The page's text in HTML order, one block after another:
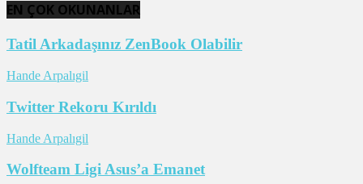
EN ÇOK OKUNANLAR
Tatil Arkadaşınız ZenBook Olabilir
Hande Arpalıgil
Twitter Rekoru Kırıldı
Hande Arpalıgil
Wolfteam Ligi Asus’a Emanet